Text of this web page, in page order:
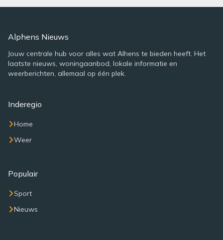
Alphens Nieuws
Jouw centrale hub voor alles wat Alhens te bieden heeft. Het
laatste nieuws, woningaanbod, lokale informatie en
weerberichten, allemaal op één plek.
Inderegio
Home
Weer
Populair
Sport
Nieuws